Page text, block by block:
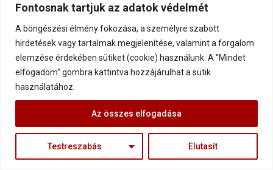
Fontosnak tartjuk az adatok védelmét
A böngészési élmény fokozása, a személyre szabott
hirdetések vagy tartalmak megjelenítése, valamint a forgalom
elemzése érdekében sütiket (cookie) használunk. A "Mindet
elfogadom" gombra kattintva hozzájárulhat a sütik
használatához.
Testreszabás Elutasít
Az összes elfogadása
Szögek a kerítésben
Emberi kapcsolataink minőségén ritkán
vagyunk hajlandóak önszántunkból
Ezért nem működik a párkapcsolatod
Ha két ember szereti egymást, bármire
képesek – például arra …
Részletek »